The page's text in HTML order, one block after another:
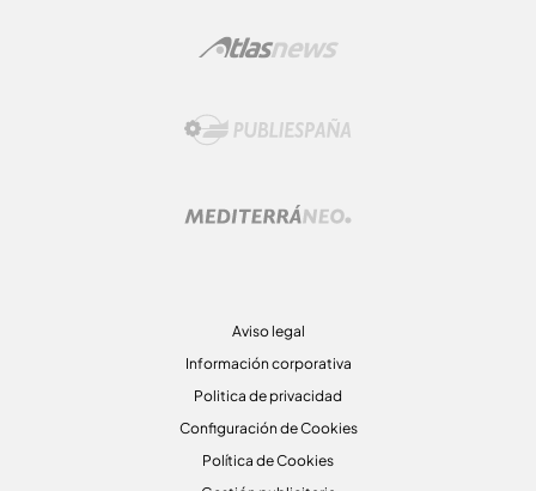
Aviso legal
Información corporativa
Politica de privacidad
Configuración de Cookies
Política de Cookies